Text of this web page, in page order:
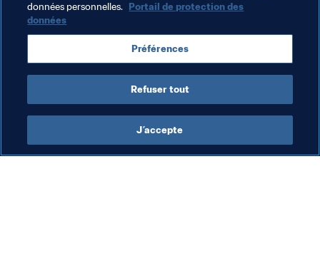
Thèmes en lien
Germany
données personnelles. Portail de protection des
données
Préférences
Refuser tout
J’accepte